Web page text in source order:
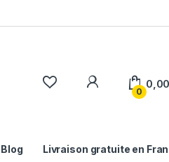
0
0,00
Livraison gratuite en
Blog